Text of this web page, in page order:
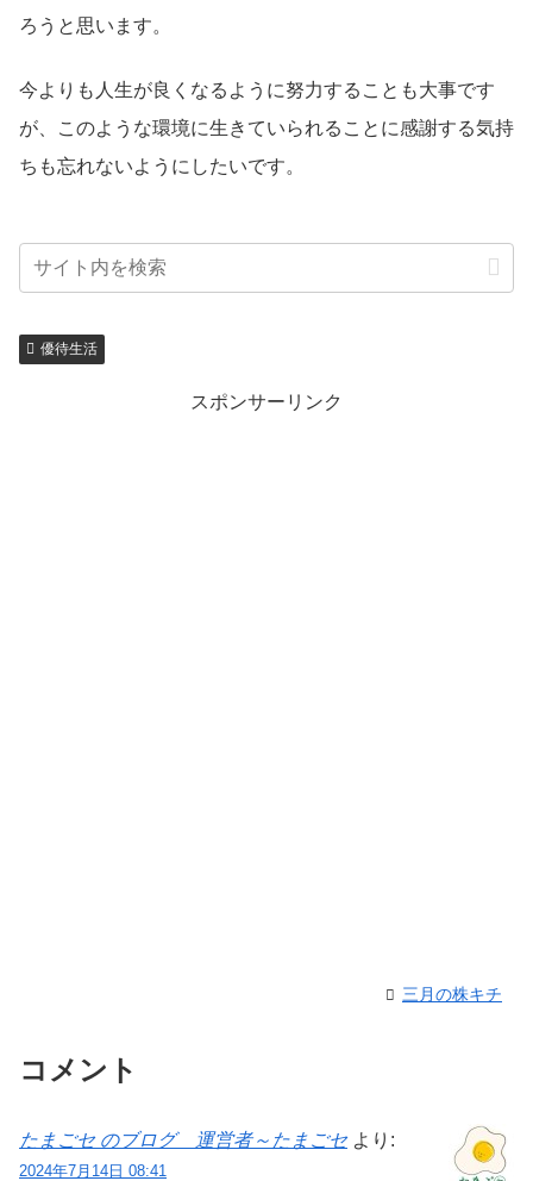
ろうと思います。
今よりも人生が良くなるように努力することも大事です
が、このような環境に生きていられることに感謝する気持
ちも忘れないようにしたいです。
優待生活
スポンサーリンク
三月の株キチ
コメント
たまごセ のブログ 運営者～たまごセ より:
2024年7月14日 08:41